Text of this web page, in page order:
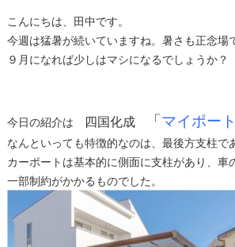
こんにちは、田中です。
今週は猛暑が続いていますね。暑さも正念場
９月になれば少しはマシになるでしょうか？
今日の紹介は 四国化成 「マイポー
なんといっても特徴的なのは、最後方支柱で
カーポートは基本的に側面に支柱があり、車
一部制約がかかるものでした。